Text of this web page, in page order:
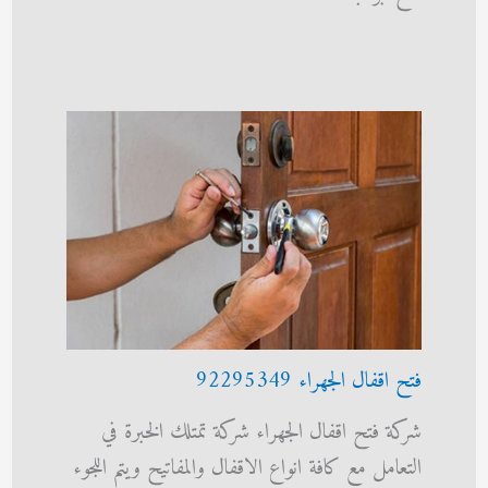
فتح اقفال الجهراء 92295349
شركة فتح اقفال الجهراء شركة تمتلك الخبرة في
التعامل مع كافة انواع الاقفال والمفاتيح ويتم اللجوء